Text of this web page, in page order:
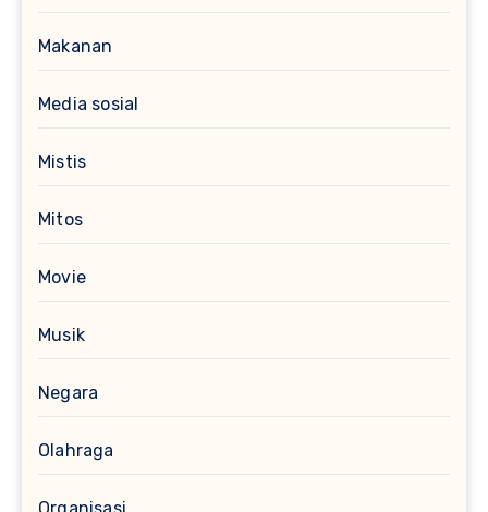
Makanan
Media sosial
Mistis
Mitos
Movie
Musik
Negara
Olahraga